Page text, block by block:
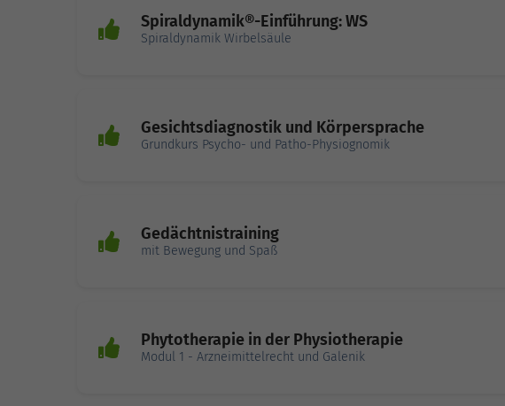
Spiraldynamik®-Einführung: WS
Spiraldynamik Wirbelsäule
Gesichtsdiagnostik und Körpersprache
Grundkurs Psycho- und Patho-Physiognomik
Gedächtnistraining
mit Bewegung und Spaß
Phytotherapie in der Physiotherapie
Modul 1 - Arzneimittelrecht und Galenik